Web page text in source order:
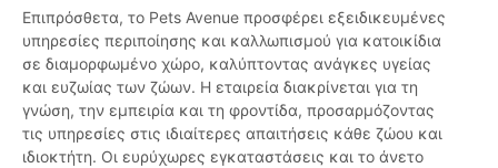
Επιπρόσθετα, το Pets Avenue προσφέρει εξειδικευμένες
υπηρεσίες περιποίησης και καλλωπισμού για κατοικίδια
σε διαμορφωμένο χώρο, καλύπτοντας ανάγκες υγείας
και ευζωίας των ζώων. Η εταιρεία διακρίνεται για τη
γνώση, την εμπειρία και τη φροντίδα, προσαρμόζοντας
τις υπηρεσίες στις ιδιαίτερες απαιτήσεις κάθε ζώου και
ιδιοκτήτη. Οι ευρύχωρες εγκαταστάσεις και το άνετο